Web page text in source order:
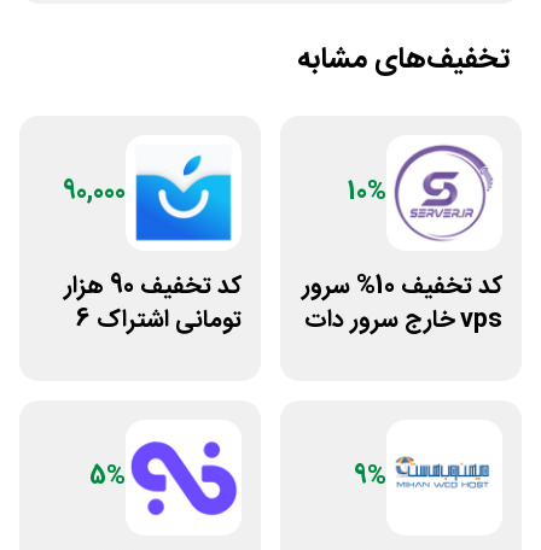
تخفیف‌های مشابه
10%
کد تخفیف 10% سرور
vps خارج سرور دات
90,000
کد تخفیف 90 هزار
تومانی اشتراک 6
9%
5%